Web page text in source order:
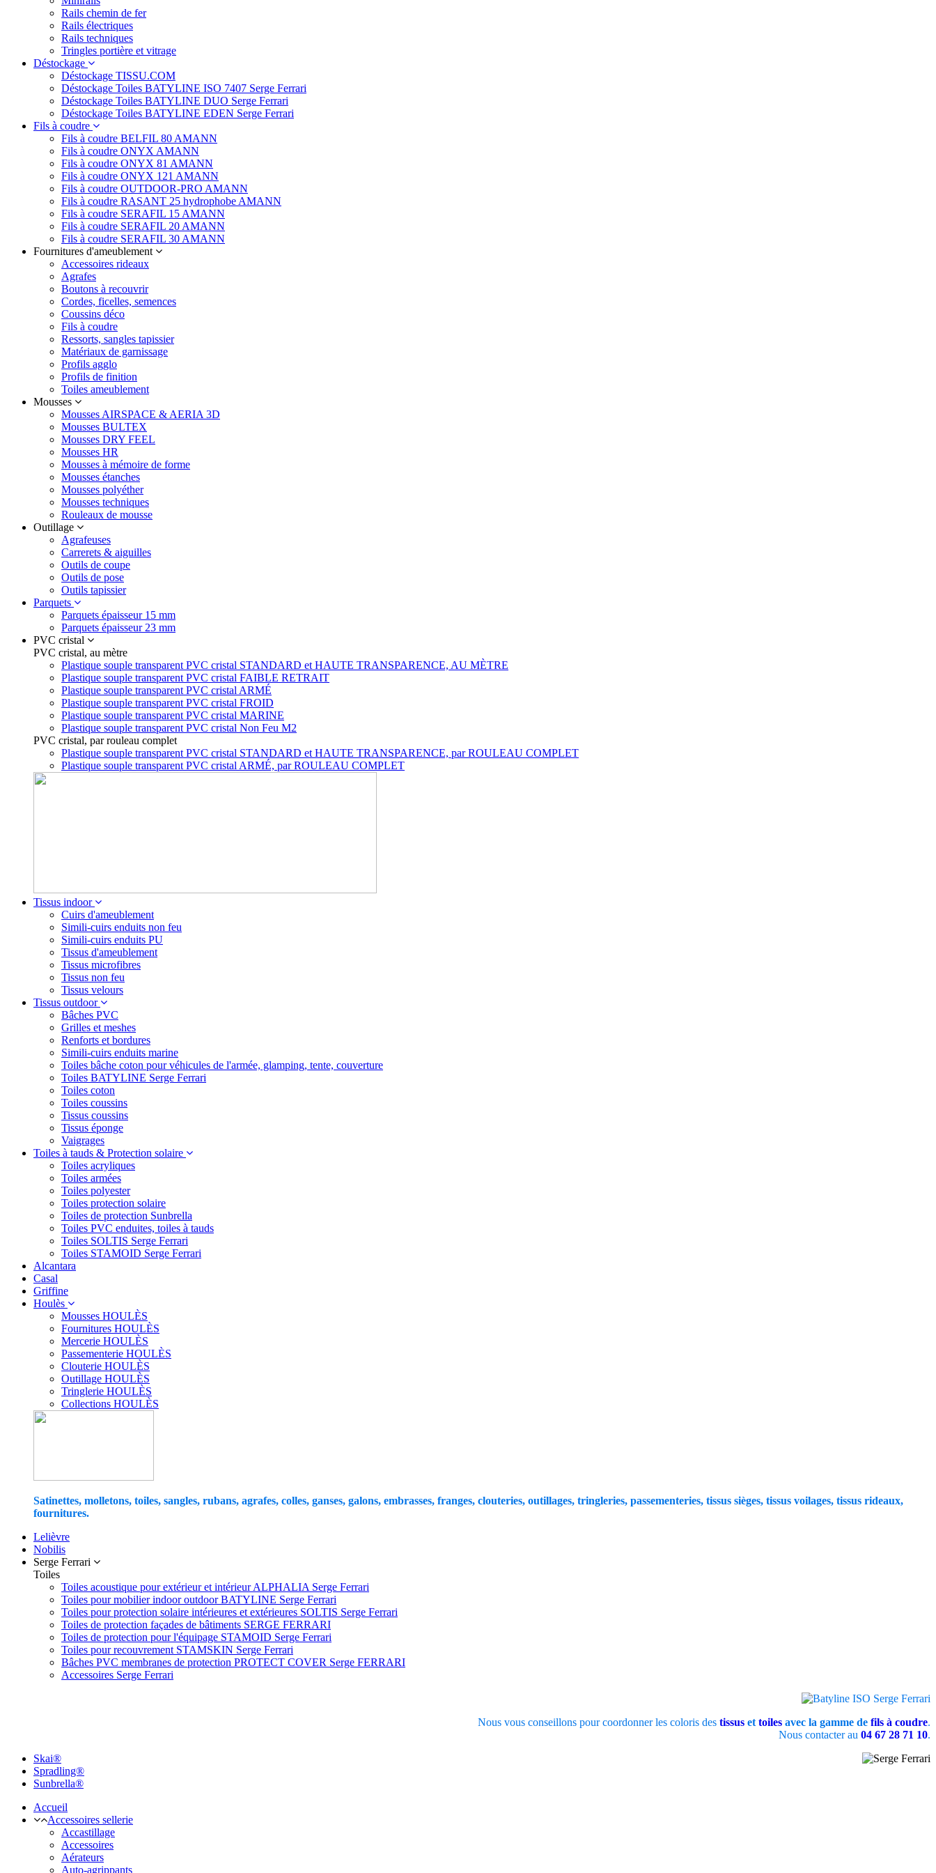
Rails chemin de fer
Rails électriques
Rails techniques
Tringles portière et vitrage
Déstockage
Déstockage TISSU.COM
Déstockage Toiles BATYLINE ISO 7407 Serge Ferrari
Déstockage Toiles BATYLINE DUO Serge Ferrari
Déstockage Toiles BATYLINE EDEN Serge Ferrari
Fils à coudre
Fils à coudre BELFIL 80 AMANN
Fils à coudre ONYX AMANN
Fils à coudre ONYX 81 AMANN
Fils à coudre ONYX 121 AMANN
Fils à coudre OUTDOOR-PRO AMANN
Fils à coudre RASANT 25 hydrophobe AMANN
Fils à coudre SERAFIL 15 AMANN
Fils à coudre SERAFIL 20 AMANN
Fils à coudre SERAFIL 30 AMANN
Fournitures d'ameublement
Accessoires rideaux
Agrafes
Boutons à recouvrir
Cordes, ficelles, semences
Coussins déco
Fils à coudre
Ressorts, sangles tapissier
Matériaux de garnissage
Profils agglo
Profils de finition
Toiles ameublement
Mousses
Mousses AIRSPACE & AERIA 3D
Mousses BULTEX
Mousses DRY FEEL
Mousses HR
Mousses à mémoire de forme
Mousses étanches
Mousses polyéther
Mousses techniques
Rouleaux de mousse
Outillage
Agrafeuses
Carrerets & aiguilles
Outils de coupe
Outils de pose
Outils tapissier
Parquets
Parquets épaisseur 15 mm
Parquets épaisseur 23 mm
PVC cristal
PVC cristal, au mètre
Plastique souple transparent PVC cristal STANDARD et HAUTE TRANSPARENCE, AU MÈTRE
Plastique souple transparent PVC cristal FAIBLE RETRAIT
Plastique souple transparent PVC cristal ARMÉ
Plastique souple transparent PVC cristal FROID
Plastique souple transparent PVC cristal MARINE
Plastique souple transparent PVC cristal Non Feu M2
PVC cristal, par rouleau complet
Plastique souple transparent PVC cristal STANDARD et HAUTE TRANSPARENCE, par ROULEAU COMPLET
Plastique souple transparent PVC cristal ARMÉ, par ROULEAU COMPLET
Tissus indoor
Cuirs d'ameublement
Simili-cuirs enduits non feu
Simili-cuirs enduits PU
Tissus d'ameublement
Tissus microfibres
Tissus non feu
Tissus velours
Tissus outdoor
Bâches PVC
Grilles et meshes
Renforts et bordures
Simili-cuirs enduits marine
Toiles bâche coton pour véhicules de l'armée, glamping, tente, couverture
Toiles BATYLINE Serge Ferrari
Toiles coton
Toiles coussins
Tissus coussins
Tissus éponge
Vaigrages
Toiles à tauds & Protection solaire
Toiles acryliques
Toiles armées
Toiles polyester
Toiles protection solaire
Toiles de protection Sunbrella
Toiles PVC enduites, toiles à tauds
Toiles SOLTIS Serge Ferrari
Toiles STAMOID Serge Ferrari
Alcantara
Casal
Griffine
Houlès
Mousses HOULÈS
Fournitures HOULÈS
Mercerie HOULÈS
Passementerie HOULÈS
Clouterie HOULÈS
Outillage HOULÈS
Tringlerie HOULÈS
Collections HOULÈS
Satinettes, molletons, toiles, sangles, rubans, agrafes, colles, ganses, galons, embrasses, franges, clouteries, outillages, tringleries, passementeries, tissus sièges, tissus voilages, tissus rideaux,
fournitures.
Lelièvre
Nobilis
Serge Ferrari
Toiles
Toiles acoustique pour extérieur et intérieur ALPHALIA Serge Ferrari
Toiles pour mobilier indoor outdoor BATYLINE Serge Ferrari
Toiles pour protection solaire intérieures et extérieures SOLTIS Serge Ferrari
Toiles de protection façades de bâtiments SERGE FERRARI
Toiles de protection pour l'équipage STAMOID Serge Ferrari
Toiles pour recouvrement STAMSKIN Serge Ferrari
Bâches PVC membranes de protection PROTECT COVER Serge FERRARI
Accessoires Serge Ferrari
Nous vous conseillons pour coordonner les coloris des tissus et toiles avec la gamme de fils à coudre.
Nous contacter au 04 67 28 71 10.
Skai®
Spradling®
Sunbrella®
Accueil
Accessoires sellerie
Accastillage
Accessoires
Aérateurs
Auto-agrippants